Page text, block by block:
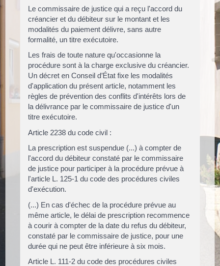
Le commissaire de justice qui a reçu l'accord du
créancier et du débiteur sur le montant et les
modalités du paiement délivre, sans autre
formalité, un titre exécutoire.
Les frais de toute nature qu'occasionne la
procédure sont à la charge exclusive du créancier.
Un décret en Conseil d’État fixe les modalités
d'application du présent article, notamment les
règles de prévention des conflits d'intérêts lors de
la délivrance par le commissaire de justice d'un
titre exécutoire.
Article 2238 du code civil :
La prescription est suspendue (...) à compter de
l'accord du débiteur constaté par le commissaire
de justice pour participer à la procédure prévue à
l'article L. 125-1 du code des procédures civiles
d'exécution.
(...) En cas d'échec de la procédure prévue au
même article, le délai de prescription recommence
à courir à compter de la date du refus du débiteur,
constaté par le commissaire de justice, pour une
durée qui ne peut être inférieure à six mois.
Article L. 111-2 du code des procédures civiles